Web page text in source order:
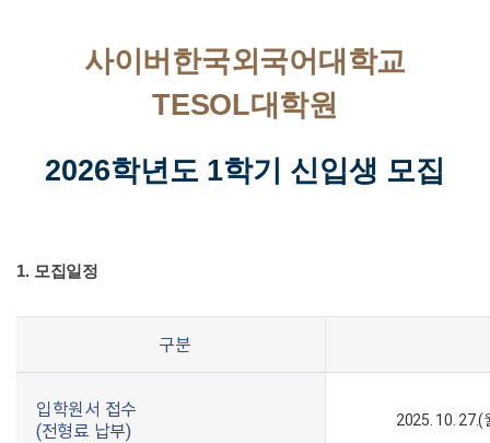
사이버한국외국어대학교
TESOL대학원
2026학년도 1학기 신입생 모집
1. 모집일정
구분
입학원서 접수
(전형료 납부)
2025. 10. 27.(